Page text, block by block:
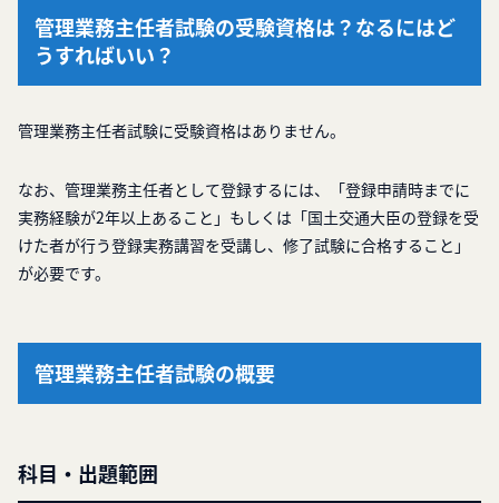
管理業務主任者試験の受験資格は？なるにはど
うすればいい？
管理業務主任者試験に受験資格はありません。
なお、管理業務主任者として登録するには、「登録申請時までに
実務経験が2年以上あること」もしくは「国土交通大臣の登録を受
けた者が行う登録実務講習を受講し、修了試験に合格すること」
が必要です。
管理業務主任者試験の概要
科目・出題範囲